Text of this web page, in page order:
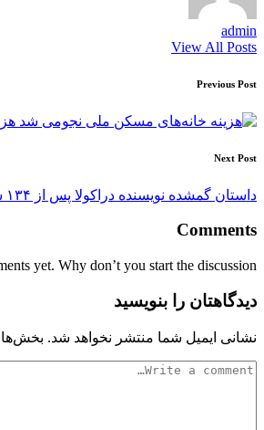
admin
View All Posts
Post
navigation
Previous Post
Next Post
داستان گمشده‌‌ نویسنده دراکولا پس از ۱۳۴ سال پیدا شد
Comments
yet. Why don’t you start the discussion?
دیدگاهتان را بنویسید
نشانی ایمیل شما منتشر نخواهد شد.